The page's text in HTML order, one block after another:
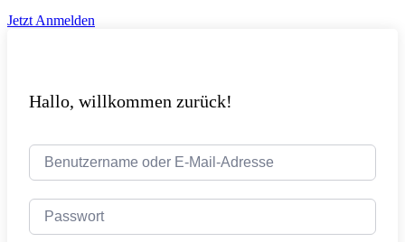
Jetzt Anmelden
Hallo, willkommen zurück!